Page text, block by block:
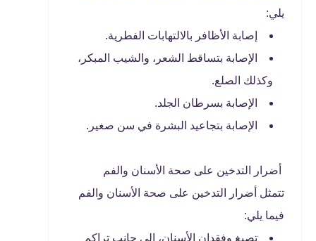
يلي:
إصابة الأظافر بالالتهابات الفطرية.
الإصابة بتساقط الشعر، والشيب المبكر،
وكذلك الصلع.
الإصابة بسرطان الجلد.
الإصابة بتجاعيد البشرة في سن صغير.
أضرار التدخين على صحة الأسنان والفم
تتمثل أضرار التدخين على صحة الأسنان والفم
فيما يلي:
تصبغ وفقدان الأسنان، إلى جانب تراكم